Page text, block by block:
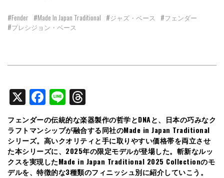
#Fender #Made In Japan Traditional #ジャズ・ベース
#フェンダー
#プレシジョン・ベース
X Facebook
Line
フェンダーの伝統的な楽器製作の哲学とDNAと、日本の巧みなク
ラフトマンシップが融合する同社のMade in Japan Traditional
シリーズ。高いクオリティと手に取りやすい価格帯を両立させ
た本シリーズに、2025年の限定モデルが登場した。斬新なルッ
クスを実現したMade in Japan Traditional 2025 Collectionのモ
デルを、特徴的な3種類のフィニッシュ別に紹介していこう。